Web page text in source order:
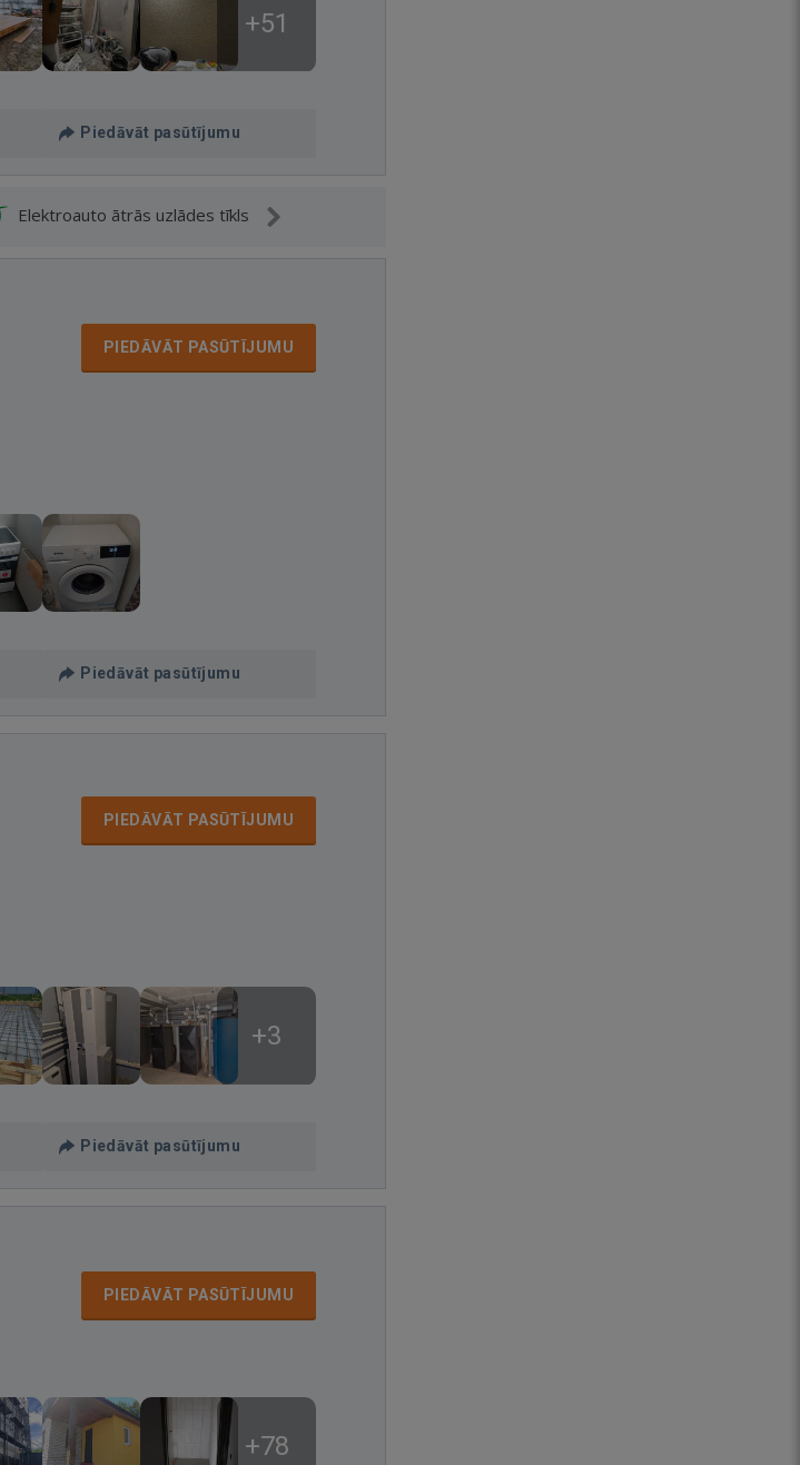
+51
Piedāvāt pasūtījumu
Elektroauto ātrās uzlādes tīkls
PIEDĀVĀT PASŪTĪJUMU
Piedāvāt pasūtījumu
PIEDĀVĀT PASŪTĪJUMU
+3
Piedāvāt pasūtījumu
PIEDĀVĀT PASŪTĪJUMU
+78